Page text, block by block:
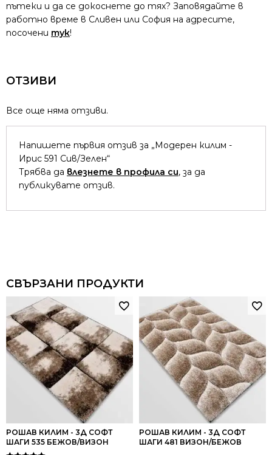
пътеки и да се докоснете до тях? Заповядайте в
работно време в Сливен или София на адресите,
посочени тук!
ОТЗИВИ
Все още няма отзиви.
Напишете първия отзив за „Модерен килим -
Ирис 591 Сив/Зелен“
Трябва да влезнете в профила си, за да
публикувате отзив.
СВЪРЗАНИ ПРОДУКТИ
РОШАВ КИЛИМ - 3Д СОФТ
ШАГИ 535 БЕЖОВ/ВИЗОН
РОШАВ КИЛИМ - 3Д СОФТ
ШАГИ 481 ВИЗОН/БЕЖОВ